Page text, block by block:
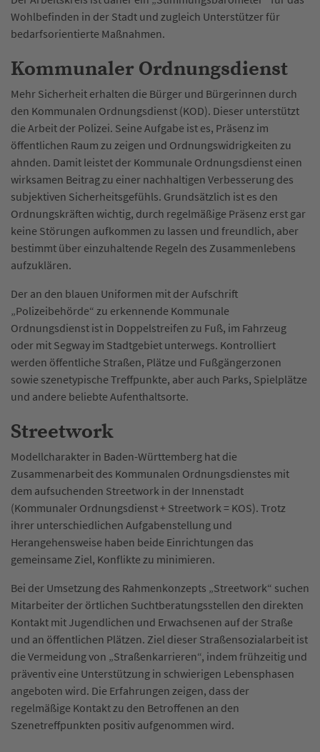
Wohlbefinden in der Stadt und zugleich Unterstützer für
bedarfsorientierte Maßnahmen.
Kommunaler Ordnungsdienst
Mehr Sicherheit erhalten die Bürger und Bürgerinnen durch
den Kommunalen Ordnungsdienst (KOD). Dieser unterstützt
die Arbeit der Polizei. Seine Aufgabe ist es, Präsenz im
öffentlichen Raum zu zeigen und Ordnungswidrigkeiten zu
ahnden. Damit leistet der Kommunale Ordnungsdienst einen
wirksamen Beitrag zu einer nachhaltigen Verbesserung des
subjektiven Sicherheitsgefühls. Grundsätzlich ist es den
Ordnungskräften wichtig, durch regelmäßige Präsenz erst gar
keine Störungen aufkommen zu lassen und freundlich, aber
bestimmt über einzuhaltende Regeln des Zusammenlebens
aufzuklären.
Der an den blauen Uniformen mit der Aufschrift
„Polizeibehörde“ zu erkennende Kommunale
Ordnungsdienst ist in Doppelstreifen zu Fuß, im Fahrzeug
oder mit Segway im Stadtgebiet unterwegs. Kontrolliert
werden öffentliche Straßen, Plätze und Fußgängerzonen
sowie szenetypische Treffpunkte, aber auch Parks, Spielplätze
und andere beliebte Aufenthaltsorte.
Streetwork
Modellcharakter in Baden-Württemberg hat die
Zusammenarbeit des Kommunalen Ordnungsdienstes mit
dem aufsuchenden Streetwork in der Innenstadt
(Kommunaler Ordnungsdienst + Streetwork = KOS). Trotz
ihrer unterschiedlichen Aufgabenstellung und
Herangehensweise haben beide Einrichtungen das
gemeinsame Ziel, Konflikte zu minimieren.
Bei der Umsetzung des Rahmenkonzepts „Streetwork“ suchen
Mitarbeiter der örtlichen Suchtberatungsstellen den direkten
Kontakt mit Jugendlichen und Erwachsenen auf der Straße
und an öffentlichen Plätzen. Ziel dieser Straßensozialarbeit ist
die Vermeidung von „Straßenkarrieren“, indem frühzeitig und
präventiv eine Unterstützung in schwierigen Lebensphasen
angeboten wird. Die Erfahrungen zeigen, dass der
regelmäßige Kontakt zu den Betroffenen an den
Szenetreffpunkten positiv aufgenommen wird.